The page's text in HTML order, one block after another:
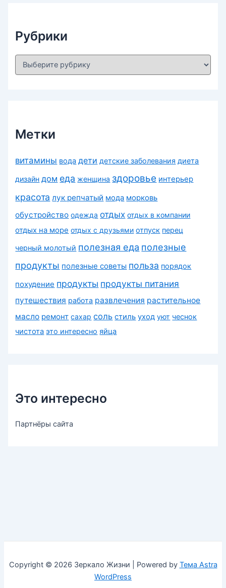
Рубрики
Р
Метки
витамины вода дети детские заболевания диета
дизайн дом еда женщина здоровье интерьер
красота лук репчатый мода морковь
обустройство одежда отдых отдых в компании
отдых на море отдых с друзьями отпуск перец
черный молотый полезная еда полезные
продукты полезные советы польза порядок
похудение продукты продукты питания
путешествия работа развлечения растительное
масло ремонт сахар соль стиль уход уют чеснок
чистота это интересно яйца
Это интересно
Партнёры сайта
Copyright © 2026 Зеркало Жизни | Powered by Тема Astra
WordPress